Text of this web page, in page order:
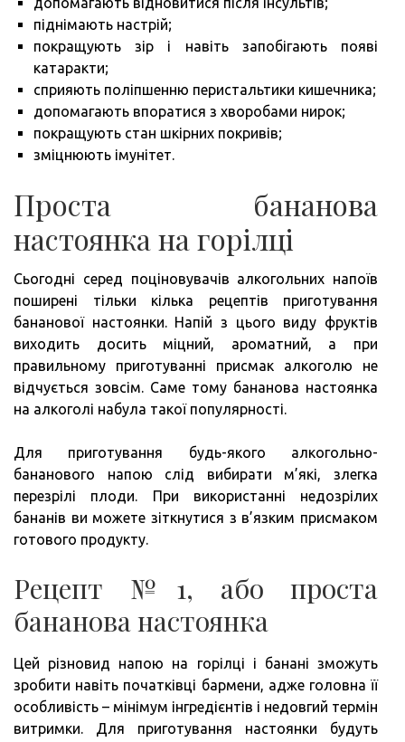
піднімають настрій;
покращують зір і навіть запобігають появі
катаракти;
сприяють поліпшенню перистальтики кишечника;
допомагають впоратися з хворобами нирок;
покращують стан шкірних покривів;
зміцнюють імунітет.
Проста бананова
настоянка на горілці
Сьогодні серед поціновувачів алкогольних напоїв
поширені тільки кілька рецептів приготування
бананової настоянки. Напій з цього виду фруктів
виходить досить міцний, ароматний, а при
правильному приготуванні присмак алкоголю не
відчується зовсім. Саме тому бананова настоянка
на алкоголі набула такої популярності.
Для приготування будь-якого алкогольно-
бананового напою слід вибирати м’які, злегка
перезрілі плоди. При використанні недозрілих
бананів ви можете зіткнутися з в’язким присмаком
готового продукту.
Рецепт №1, або проста
бананова настоянка
Цей різновид напою на горілці і банані зможуть
зробити навіть початківці бармени, адже головна її
особливість – мінімум інгредієнтів і недовгий термін
витримки. Для приготування настоянки будуть